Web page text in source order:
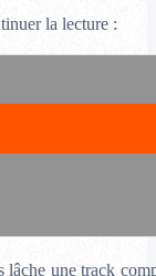
la lecture :
une track